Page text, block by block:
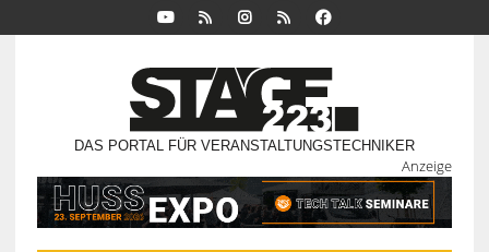
DAS PORTAL FÜR VERANSTALTUNGSTECHNIKER
Anzeige